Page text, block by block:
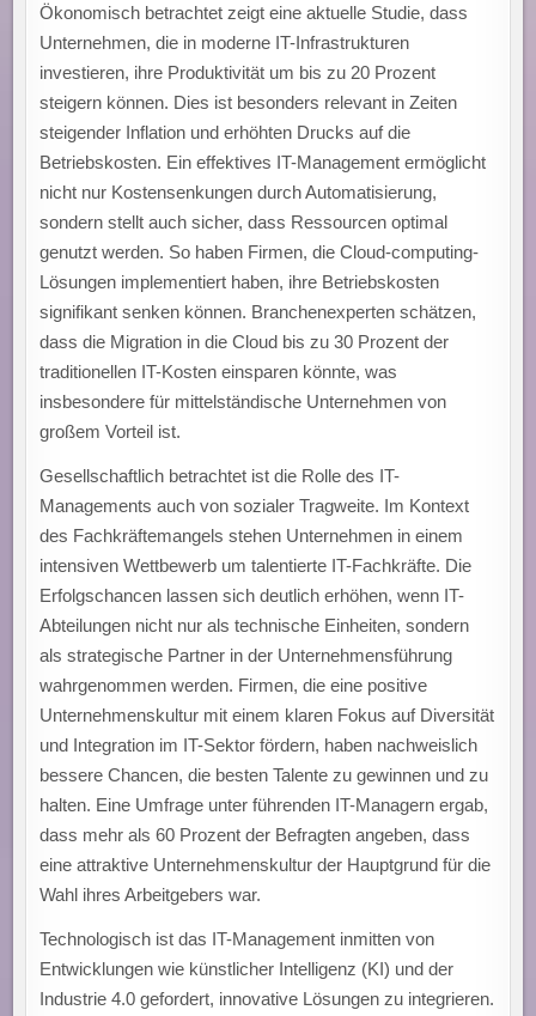
Ökonomisch betrachtet zeigt eine aktuelle Studie, dass
Unternehmen, die in moderne IT-Infrastrukturen
investieren, ihre Produktivität um bis zu 20 Prozent
steigern können. Dies ist besonders relevant in Zeiten
steigender Inflation und erhöhten Drucks auf die
Betriebskosten. Ein effektives IT-Management ermöglicht
nicht nur Kostensenkungen durch Automatisierung,
sondern stellt auch sicher, dass Ressourcen optimal
genutzt werden. So haben Firmen, die Cloud-computing-
Lösungen implementiert haben, ihre Betriebskosten
signifikant senken können. Branchenexperten schätzen,
dass die Migration in die Cloud bis zu 30 Prozent der
traditionellen IT-Kosten einsparen könnte, was
insbesondere für mittelständische Unternehmen von
großem Vorteil ist.
Gesellschaftlich betrachtet ist die Rolle des IT-
Managements auch von sozialer Tragweite. Im Kontext
des Fachkräftemangels stehen Unternehmen in einem
intensiven Wettbewerb um talentierte IT-Fachkräfte. Die
Erfolgschancen lassen sich deutlich erhöhen, wenn IT-
Abteilungen nicht nur als technische Einheiten, sondern
als strategische Partner in der Unternehmensführung
wahrgenommen werden. Firmen, die eine positive
Unternehmenskultur mit einem klaren Fokus auf Diversität
und Integration im IT-Sektor fördern, haben nachweislich
bessere Chancen, die besten Talente zu gewinnen und zu
halten. Eine Umfrage unter führenden IT-Managern ergab,
dass mehr als 60 Prozent der Befragten angeben, dass
eine attraktive Unternehmenskultur der Hauptgrund für die
Wahl ihres Arbeitgebers war.
Technologisch ist das IT-Management inmitten von
Entwicklungen wie künstlicher Intelligenz (KI) und der
Industrie 4.0 gefordert, innovative Lösungen zu integrieren.